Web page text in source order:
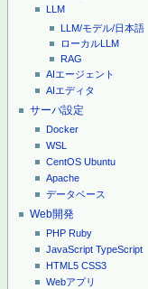
LLM
LLM/モデル/日本語
ローカルLLM
RAG
AIエージェント
AIエディタ
サーバ設定
Docker
WSL
CentOS Ubuntu
Apache
データベース
Web開発
PHP Ruby
JavaScript TypeScript
HTML5 CSS3
Webアプリ